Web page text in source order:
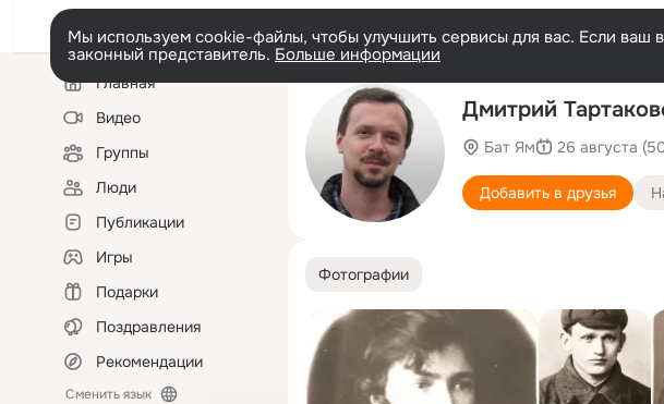
Мы используем cookie-файлы, чтобы улучшить сервисы для вас. Если ваш
законный представитель. Больше информации
Левая
колонкаГлавная
Видео
Группы
Люди
Публикации
Игры
Подарки
Поздравления
Рекомендации
Сменить язык
Дмитрий
Бат Ям 26 августа
Добавить в друзья
Фотографии